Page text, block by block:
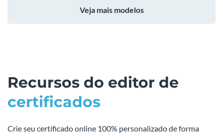
Veja mais modelos
Recursos do editor de
certificados
Crie seu certificado online 100% personalizado de forma